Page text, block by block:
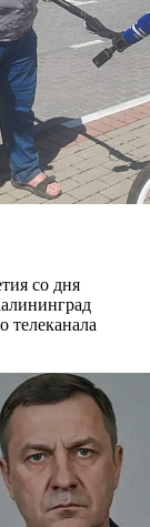
со дня
телеканала